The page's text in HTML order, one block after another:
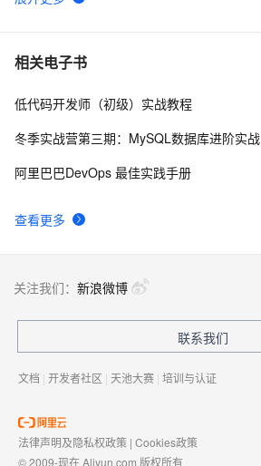
6 Free UML Diagram Tool
7 UML--核心元素之业务实体
8 UML--类图规范
相关电子书
查看更多
低代码开发师（初级）实战教程
冬季实战营第三期：MySQL数据库进阶实战
阿里巴巴DevOps 最佳实践手册
关注我们： 新浪微博
联系我们
文档 | 开发者社区 | 天池大赛 | 培训与认证
法律声明及隐私权政策 | Cookies政策
© 2009-现在 Aliyun.com 版权所有